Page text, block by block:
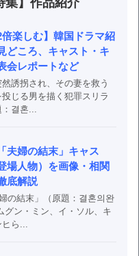
集】作品紹介
倍楽しむ】韓国ドラマ紹
どころ、キャスト・キ
会レポートなど
誘拐され、その妻を救う
じる男を描く犯罪スリラ
：결혼...
夫婦の結末」キャス
場人物）を画像・相関
底解説
の結末」（原題：결혼의완
グン・ミン、イ・ソル、キ
ヒら...